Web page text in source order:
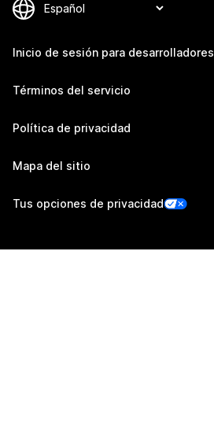
Inicio de sesión para desarrolladores
Términos del servicio
Política de privacidad
Mapa del sitio
Tus opciones de privacidad